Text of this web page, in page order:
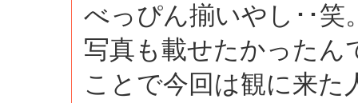
べっぴん揃いやし･･笑
写真も載せたかったん
ことで今回は観に来